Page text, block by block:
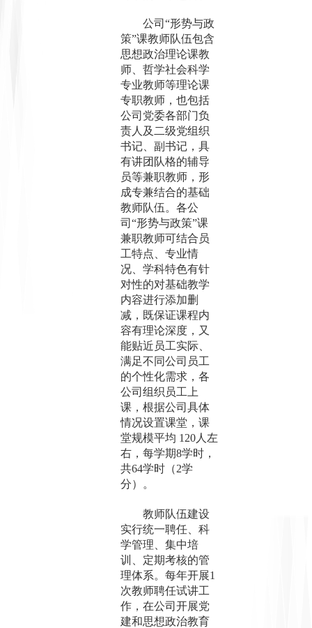
公司“形势与政
策”课教师队伍包含
思想政治理论课教
师、哲学社会科学
专业教师等理论课
专职教师，也包括
公司党委各部门负
责人及二级党组织
书记、副书记，具
有讲团队格的辅导
员等兼职教师，形
成专兼结合的基础
教师队伍。各公
司“形势与政策”课
兼职教师可结合员
工特点、专业情
况、学科特色有针
对性的对基础教学
内容进行添加删
减，既保证课程内
容有理论深度，又
能贴近员工实际、
满足不同公司员工
的个性化需求，各
公司组织员工上
课，根据公司具体
情况设置课堂，课
堂规模平均 120人左
右，每学期8学时，
共64学时（2学
分）。
教师队伍建设
实行统一聘任、科
学管理、集中培
训、定期考核的管
理体系。每年开展1
次教师聘任试讲工
作，在公司开展党
建和思想政治教育